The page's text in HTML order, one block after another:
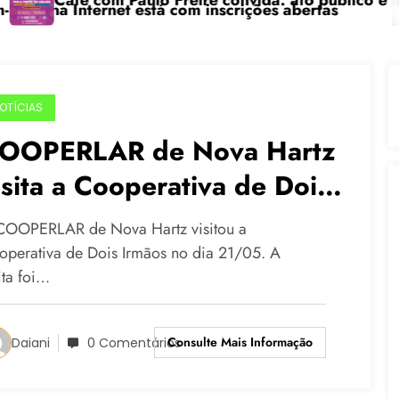
está com inscrições abertas
de Nova Hartz
a Cooperativa de Dois
de Nova Hartz visitou a
de Dois Irmãos no dia 21/05. A
foi…
Daiani 0 ComentáriosConsulte Mais Informação